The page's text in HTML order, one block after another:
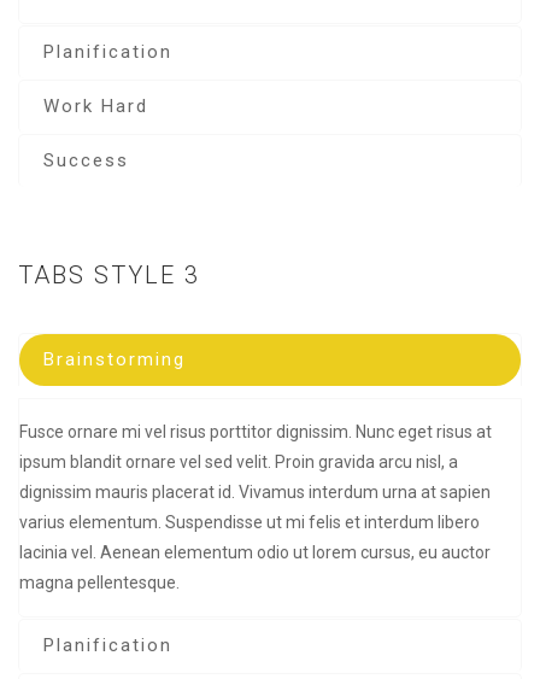
Planification
Work Hard
Success
TABS STYLE 3
Brainstorming
Fusce ornare mi vel risus porttitor dignissim. Nunc eget risus at
ipsum blandit ornare vel sed velit. Proin gravida arcu nisl, a
dignissim mauris placerat id. Vivamus interdum urna at sapien
varius elementum. Suspendisse ut mi felis et interdum libero
lacinia vel. Aenean elementum odio ut lorem cursus, eu auctor
magna pellentesque.
Planification